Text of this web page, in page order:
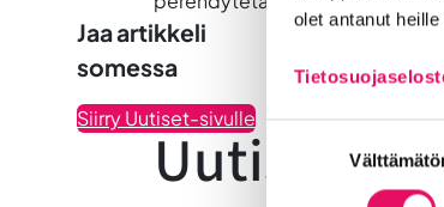
olet antanut
Jaa artikkeli
somessa
Siirry Uutiset-sivulle